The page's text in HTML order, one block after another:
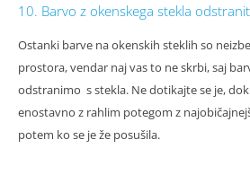
10. Barvo z okenskega stekla
Ostanki barve na okenskih steklih so
prostora, vendar naj vas to ne skrbi, saj
odstranimo s stekla. Ne dotikajte se je,
enostavno z rahlim potegom z
potem ko se je že posušila.